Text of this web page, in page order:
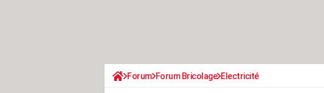
Forum Forum Bricolage Electricité